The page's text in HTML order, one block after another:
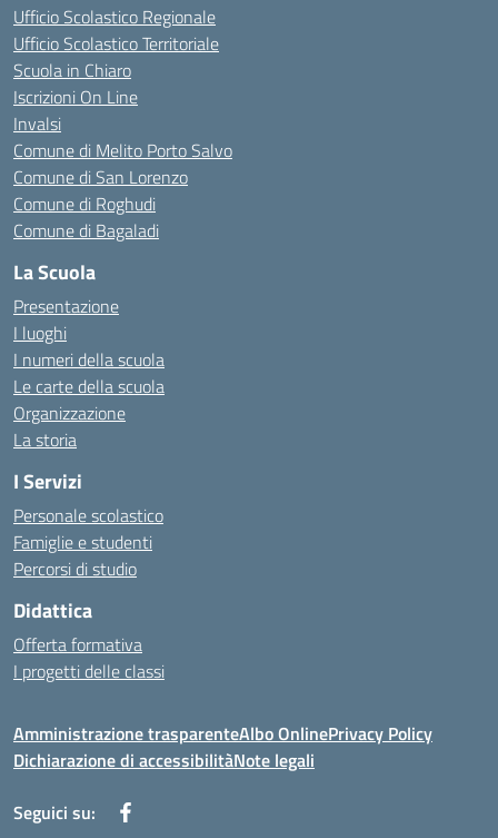
Ufficio Scolastico Regionale
Ufficio Scolastico Territoriale
Scuola in Chiaro
Iscrizioni On Line
Invalsi
Comune di Melito Porto Salvo
Comune di San Lorenzo
Comune di Roghudi
Comune di Bagaladi
La Scuola
Presentazione
I luoghi
I numeri della scuola
Le carte della scuola
Organizzazione
La storia
I Servizi
Personale scolastico
Famiglie e studenti
Percorsi di studio
Didattica
Offerta formativa
I progetti delle classi
Amministrazione trasparenteAlbo OnlinePrivacy Policy
Dichiarazione di accessibilitàNote legali
Seguici su: